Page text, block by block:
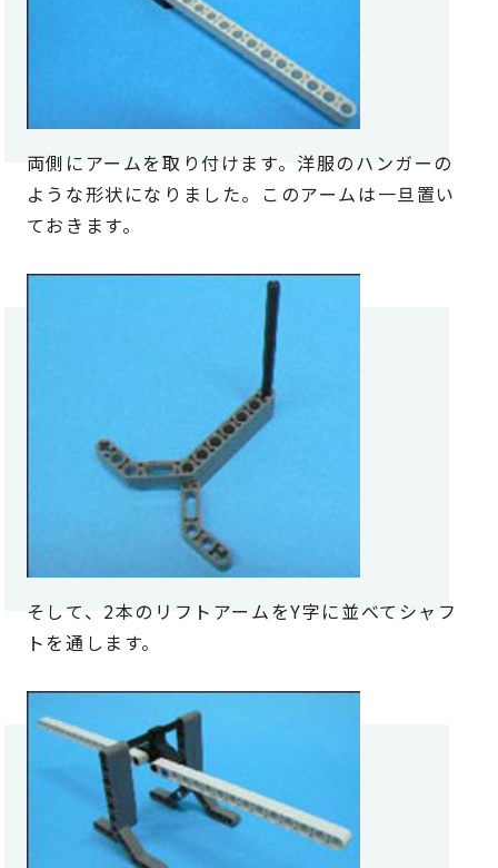
両側にアームを取り付けます。洋服のハンガーの
ような形状になりました。このアームは一旦置い
ておきます。
そして、2本のリフトアームをY字に並べてシャフ
トを通します。